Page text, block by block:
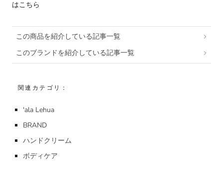
はこちら
この商品を紹介している記事一覧
このブランドを紹介している記事一覧
関連カテゴリ：
'ala Lehua
BRAND
ハンドクリーム
ボディケア